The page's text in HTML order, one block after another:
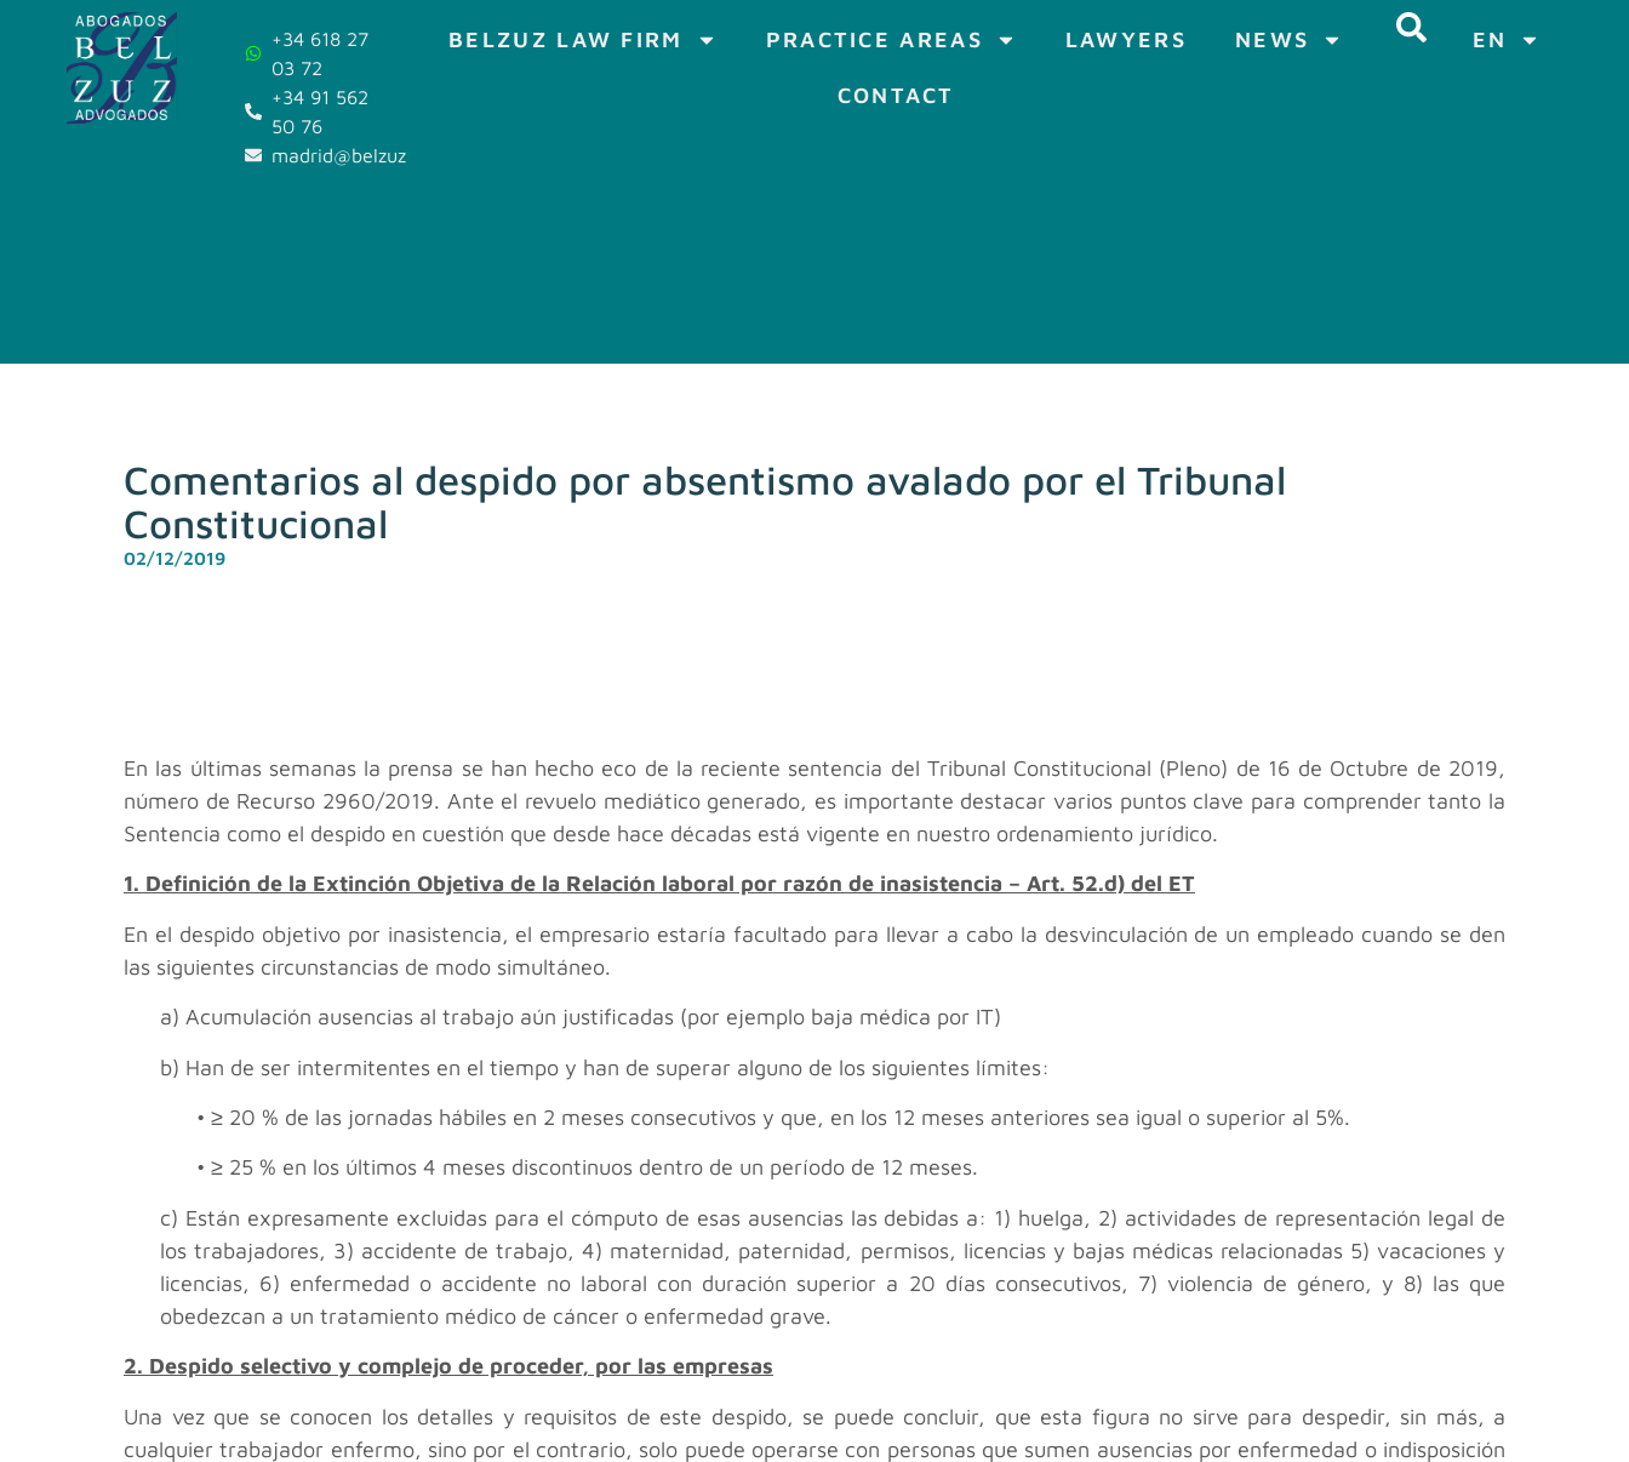
+34 618 27
03 72
+34 91 562
50 76
madrid@belzuz.com
BELZUZ LAW FIRM PRACTICE AREAS LAWYERS NEWS
CONTACT
EN
Comentarios al despido por absentismo avalado por el Tribunal
Constitucional
02/12/2019
En las últimas semanas la prensa se han hecho eco de la reciente sentencia del Tribunal Constitucional (Pleno) de 16 de Octubre de 2019,
número de Recurso 2960/2019. Ante el revuelo mediático generado, es importante destacar varios puntos clave para comprender tanto la
Sentencia como el despido en cuestión que desde hace décadas está vigente en nuestro ordenamiento jurídico.
1. Definición de la Extinción Objetiva de la Relación laboral por razón de inasistencia – Art. 52.d) del ET
En el despido objetivo por inasistencia, el empresario estaría facultado para llevar a cabo la desvinculación de un empleado cuando se den
las siguientes circunstancias de modo simultáneo.
a) Acumulación ausencias al trabajo aún justificadas (por ejemplo baja médica por IT)
b) Han de ser intermitentes en el tiempo y han de superar alguno de los siguientes límites:
• ≥ 20 % de las jornadas hábiles en 2 meses consecutivos y que, en los 12 meses anteriores sea igual o superior al 5%.
• ≥ 25 % en los últimos 4 meses discontinuos dentro de un período de 12 meses.
c) Están expresamente excluidas para el cómputo de esas ausencias las debidas a: 1) huelga, 2) actividades de representación legal de
los trabajadores, 3) accidente de trabajo, 4) maternidad, paternidad, permisos, licencias y bajas médicas relacionadas 5) vacaciones y
licencias, 6) enfermedad o accidente no laboral con duración superior a 20 días consecutivos, 7) violencia de género, y 8) las que
obedezcan a un tratamiento médico de cáncer o enfermedad grave.
2. Despido selectivo y complejo de proceder, por las empresas
Una vez que se conocen los detalles y requisitos de este despido, se puede concluir, que esta figura no sirve para despedir, sin más, a
cualquier trabajador enfermo, sino por el contrario, solo puede operarse con personas que sumen ausencias por enfermedad o indisposición